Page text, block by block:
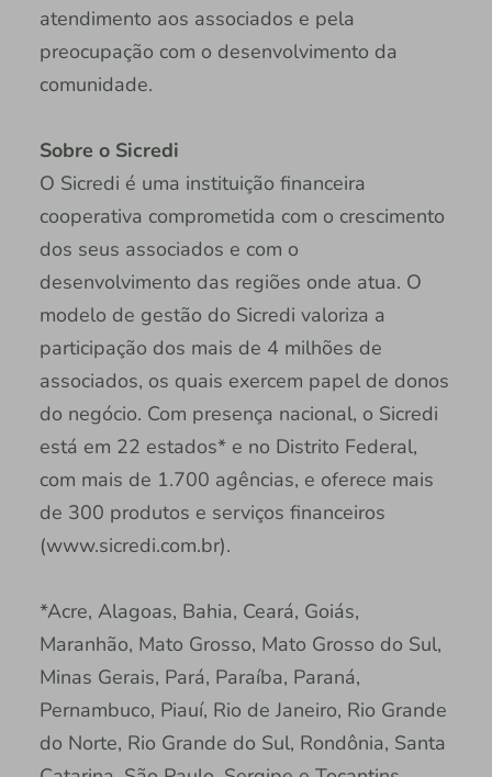
atendimento aos associados e pela
preocupação com o desenvolvimento da
comunidade.
Sobre o Sicredi
O Sicredi é uma instituição financeira
cooperativa comprometida com o crescimento
dos seus associados e com o
desenvolvimento das regiões onde atua. O
modelo de gestão do Sicredi valoriza a
participação dos mais de 4 milhões de
associados, os quais exercem papel de donos
do negócio. Com presença nacional, o Sicredi
está em 22 estados* e no Distrito Federal,
com mais de 1.700 agências, e oferece mais
de 300 produtos e serviços financeiros
(www.sicredi.com.br).
*Acre, Alagoas, Bahia, Ceará, Goiás,
Maranhão, Mato Grosso, Mato Grosso do Sul,
Minas Gerais, Pará, Paraíba, Paraná,
Pernambuco, Piauí, Rio de Janeiro, Rio Grande
do Norte, Rio Grande do Sul, Rondônia, Santa